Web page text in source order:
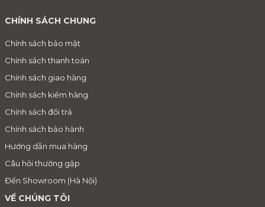
CHÍNH SÁCH CHUNG
Chính sách bảo mật
Chính sách thanh toán
Chính sách giao hàng
Chính sách kiểm hàng
Chính sách đổi trả
Chính sách bảo hành
Hướng dẫn mua hàng
Câu hỏi thường gặp
Đến Showroom (Hà Nội)
VỀ CHÚNG TÔI